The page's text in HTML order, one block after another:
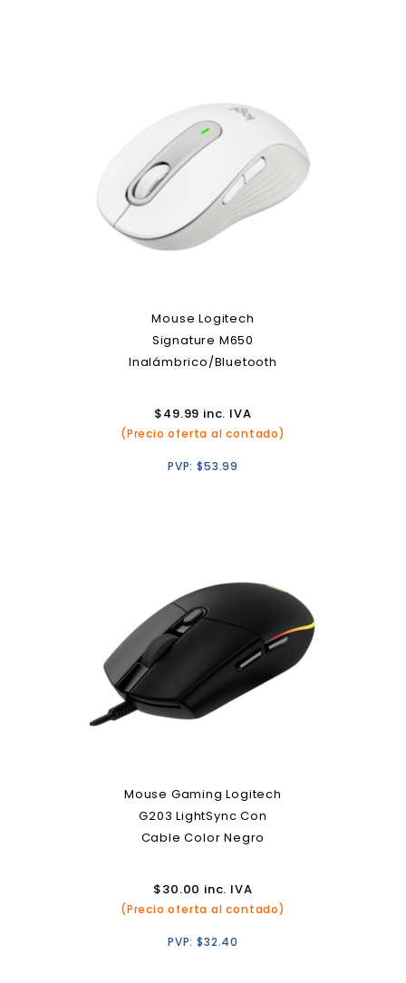
Mouse Logitech
Signature M650
Inalámbrico/Bluetooth
$49.99 inc. IVA
(Precio oferta al contado)
PVP:$53.99
Mouse Gaming Logitech
G203 LightSync Con
Cable Color Negro
$30.00 inc. IVA
(Precio oferta al contado)
PVP:$32.40